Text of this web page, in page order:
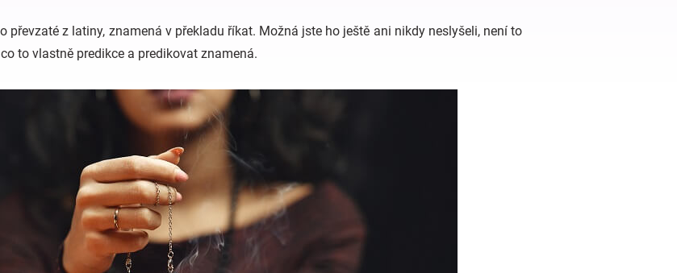
převzaté z latiny, znamená v překladu říkat. Možná jste ho ještě ani nikdy neslyšeli, není to
to vlastně predikce a predikovat znamená.